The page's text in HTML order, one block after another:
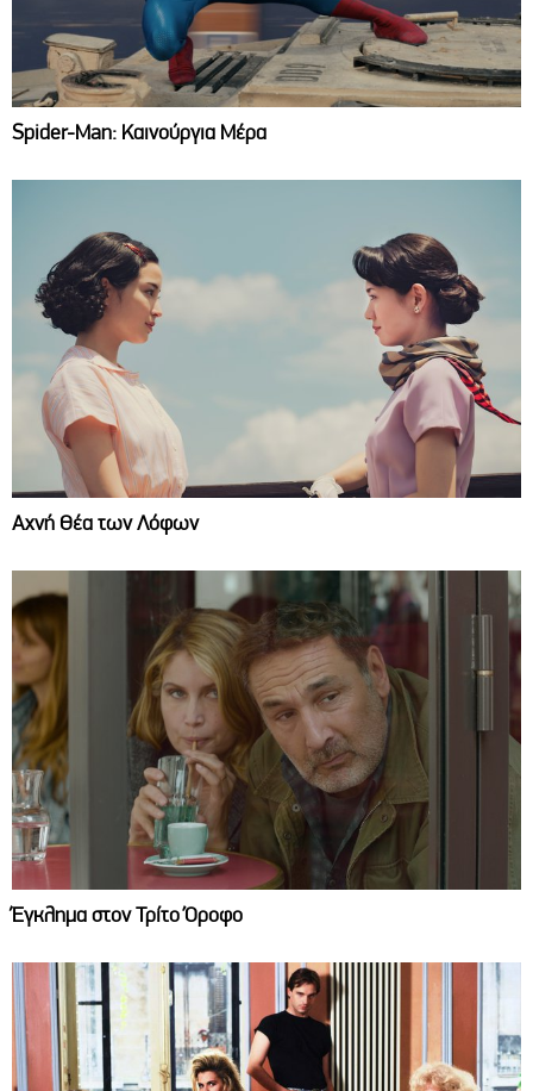
Spider-Man: Καινούργια Μέρα
Αχνή Θέα των Λόφων
Έγκλημα στον Τρίτο Όροφο